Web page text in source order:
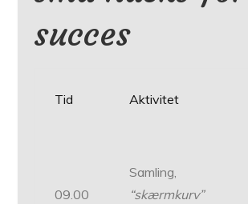
succes
Tid Aktivitet
09.00
Samling,
“skærmkurv”